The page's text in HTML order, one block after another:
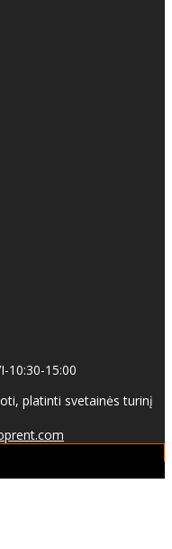
10:30-15:00
platinti svetainės turinį